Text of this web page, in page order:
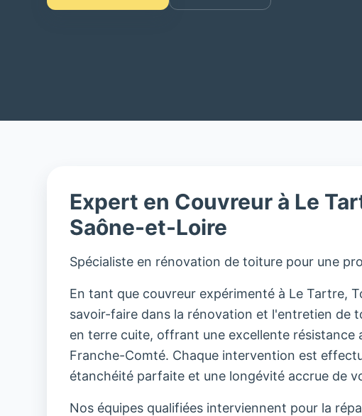
Expert en Couvreur à Le
Saône-et-Loire
Spécialiste en rénovation de toiture pour une
En tant que couvreur expérimenté à Le Tartre,
savoir-faire dans la rénovation et l'entretien de
en terre cuite, offrant une excellente résistance
Franche-Comté. Chaque intervention est
étanchéité parfaite et une longévité accrue de
Nos équipes qualifiées interviennent pour la